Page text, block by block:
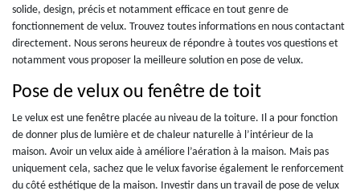
solide, design, précis et notamment efficace en tout genre de
fonctionnement de velux. Trouvez toutes informations en nous contactant
directement. Nous serons heureux de répondre à toutes vos questions et
notamment vous proposer la meilleure solution en pose de velux.
Pose de velux ou fenêtre de toit
Le velux est une fenêtre placée au niveau de la toiture. Il a pour fonction
de donner plus de lumière et de chaleur naturelle à l’intérieur de la
maison. Avoir un velux aide à améliore l’aération à la maison. Mais pas
uniquement cela, sachez que le velux favorise également le renforcement
du côté esthétique de la maison. Investir dans un travail de pose de velux